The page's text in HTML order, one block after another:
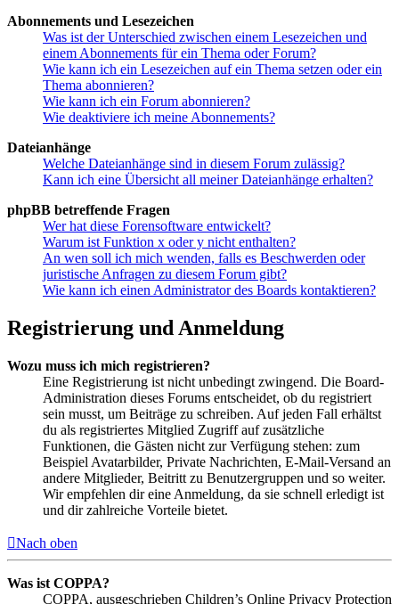
Abonnements und Lesezeichen
Was ist der Unterschied zwischen einem Lesezeichen und
einem Abonnements für ein Thema oder Forum?
Wie kann ich ein Lesezeichen auf ein Thema setzen oder ein
Thema abonnieren?
Wie kann ich ein Forum abonnieren?
Wie deaktiviere ich meine Abonnements?
Dateianhänge
Welche Dateianhänge sind in diesem Forum zulässig?
Kann ich eine Übersicht all meiner Dateianhänge erhalten?
phpBB betreffende Fragen
Wer hat diese Forensoftware entwickelt?
Warum ist Funktion x oder y nicht enthalten?
An wen soll ich mich wenden, falls es Beschwerden oder
juristische Anfragen zu diesem Forum gibt?
Wie kann ich einen Administrator des Boards kontaktieren?
Registrierung und Anmeldung
Wozu muss ich mich registrieren?
Eine Registrierung ist nicht unbedingt zwingend. Die Board-
Administration dieses Forums entscheidet, ob du registriert
sein musst, um Beiträge zu schreiben. Auf jeden Fall erhältst
du als registriertes Mitglied Zugriff auf zusätzliche
Funktionen, die Gästen nicht zur Verfügung stehen: zum
Beispiel Avatarbilder, Private Nachrichten, E-Mail-Versand an
andere Mitglieder, Beitritt zu Benutzergruppen und so weiter.
Wir empfehlen dir eine Anmeldung, da sie schnell erledigt ist
und dir zahlreiche Vorteile bietet.
Nach oben
Was ist COPPA?
COPPA, ausgeschrieben Children’s Online Privacy Protection